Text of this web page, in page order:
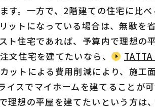
す。一方で、2階建ての住宅に比
ットになっている場合は、無駄を
ト住宅であれば、予算内で理想の
文住宅を建てたいなら、
TATTA
ットによる費用削減により、施
イスでマイホームを建てることが
理想の平屋を建てたいという方は